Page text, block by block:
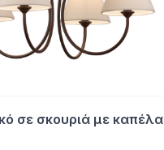
σε σκουριά με καπέλα |